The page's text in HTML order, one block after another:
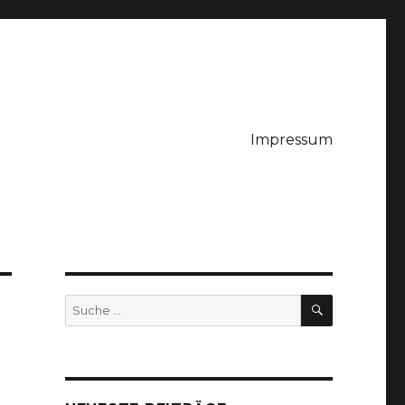
Impressum
Suche
nach:
SUCHE